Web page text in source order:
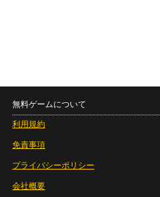
無料ゲームについて
利用規約
免責事項
プライバシーポリシー
会社概要